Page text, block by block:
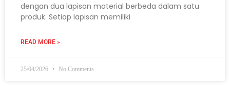
dengan dua lapisan material berbeda dalam satu
produk. Setiap lapisan memiliki
READ MORE »
25/04/2026 No Comments